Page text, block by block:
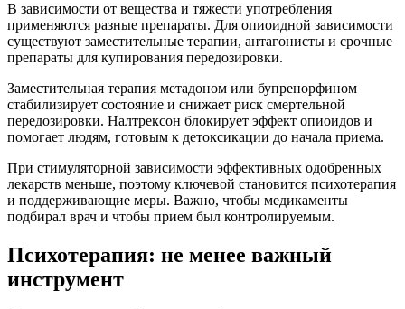
В зависимости от вещества и тяжести употребления
применяются разные препараты. Для опиоидной зависимости
существуют заместительные терапии, антагонисты и срочные
препараты для купирования передозировки.
Заместительная терапия метадоном или бупренорфином
стабилизирует состояние и снижает риск смертельной
передозировки. Налтрексон блокирует эффект опиоидов и
помогает людям, готовым к детоксикации до начала приема.
При стимуляторной зависимости эффективных одобренных
лекарств меньше, поэтому ключевой становится психотерапия
и поддерживающие меры. Важно, чтобы медикаменты
подбирал врач и чтобы прием был контролируемым.
Психотерапия: не менее важный
инструмент